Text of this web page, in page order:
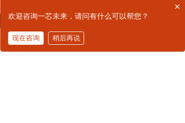
×
欢迎咨询一芯未来，请问有什么可以帮您？
现在咨询 稍后再说拨打电话